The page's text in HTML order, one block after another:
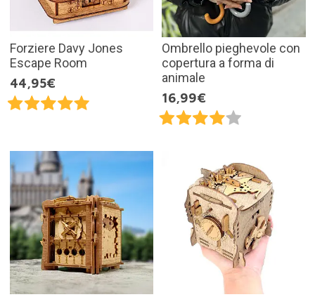
Forziere Davy Jones
Escape Room
44,95€
Ombrello pieghevole con
copertura a forma di
animale
16,99€